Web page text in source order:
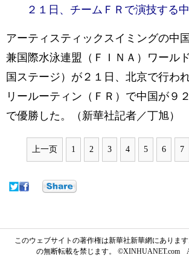
２１日、チームＦＲで演技する
アーティスティックスイミングの中
兼国際水泳連盟（ＦＩＮＡ）ワール
国ステージ）が２１日、北京で行わ
リールーティン（ＦＲ）で中国が９
で優勝した。（新華社記者／丁旭）
上一页 1 2 3 4 5 6 7
このウェブサイトの著作権は新華社新華網にありま
の無断転載を禁じます。 ©XINHUANET.com